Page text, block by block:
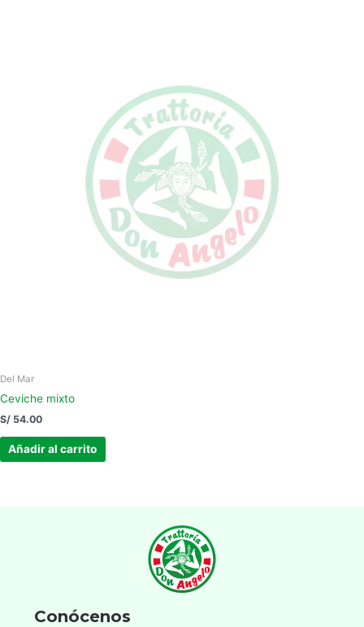
Del Mar
Ceviche mixto
S/ 54.00
Añadir al carrito
Conócenos